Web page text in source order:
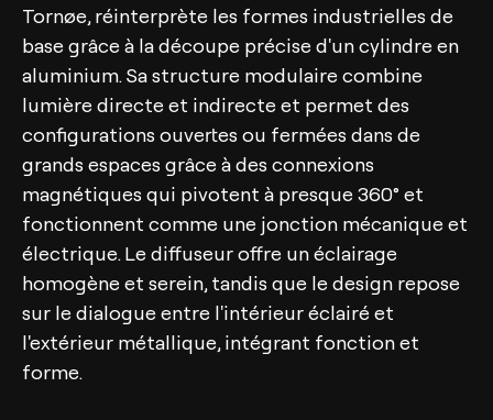
Tornøe, réinterprète les formes industrielles de
base grâce à la découpe précise d'un cylindre en
aluminium. Sa structure modulaire combine
lumière directe et indirecte et permet des
configurations ouvertes ou fermées dans de
grands espaces grâce à des connexions
magnétiques qui pivotent à presque 360° et
fonctionnent comme une jonction mécanique et
électrique. Le diffuseur offre un éclairage
homogène et serein, tandis que le design repose
sur le dialogue entre l'intérieur éclairé et
l'extérieur métallique, intégrant fonction et
forme.